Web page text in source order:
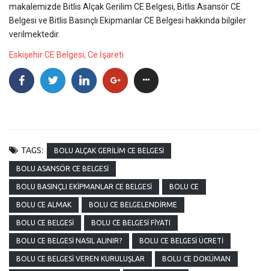
makalemizde Bitlis Alçak Gerilim CE Belgesi, Bitlis Asansör CE
Belgesi ve Bitlis Basınçlı Ekipmanlar CE Belgesi hakkında bilgiler
verilmektedir.
Eskişehir CE Belgesi, Ce İşareti
TAGS: BOLU ALÇAK GERILIM CE BELGESI
BOLU ASANSÖR CE BELGESI
BOLU BASINÇLI EKIPMANLAR CE BELGESI BOLU CE
BOLU CE ALMAK BOLU CE BELGELENDIRME
BOLU CE BELGESI BOLU CE BELGESI FIYATI
BOLU CE BELGESI NASIL ALINIR? BOLU CE BELGESI ÜCRETI
BOLU CE BELGESI VEREN KURULUŞLAR BOLU CE DOKÜMAN